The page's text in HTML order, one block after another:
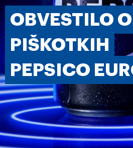
OBVESTILO O
PIŠKOTKIH
PEPSICO